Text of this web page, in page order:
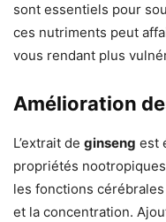
sont essentiels pour
ces nutriments peut
vous rendant plus
Amélioration
L’extrait de ginseng est
propriétés
les fonctions
et la concentration.